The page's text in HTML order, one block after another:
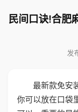
民间口诀!合肥
发
最新款免安
你可以放在口袋